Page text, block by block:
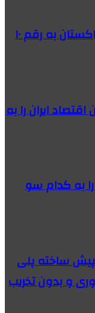
افزایش حجم تجارت بین ایران و پاکستان به رقم ۱۰
ایران را به
را به کدام سو
پیش ساخته پلی
و بدون تخریب